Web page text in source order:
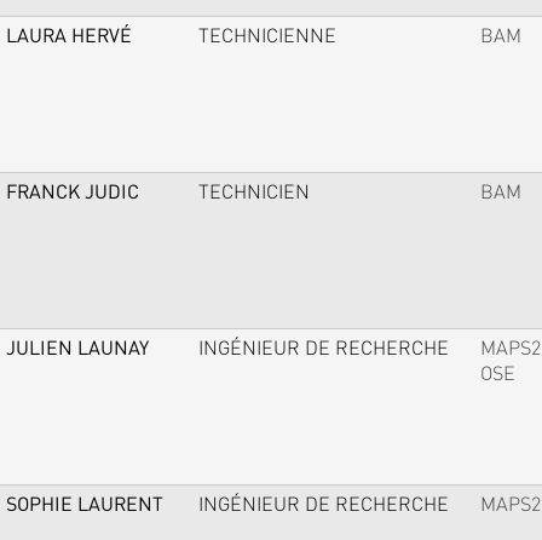
LAURA HERVÉ TECHNICIENNE BAM
FRANCK JUDIC TECHNICIEN BAM
JULIEN LAUNAY INGÉNIEUR DE RECHERCHE
MAPS2
OSE
SOPHIE LAURENT INGÉNIEUR DE RECHERCHE MAPS2